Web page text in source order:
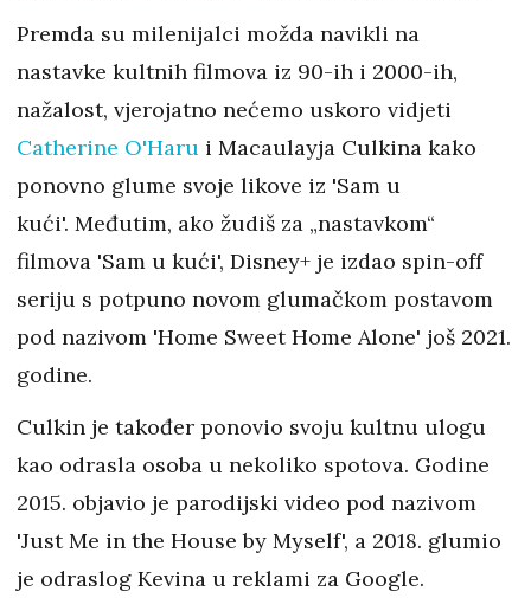
Premda su milenijalci možda navikli na
nastavke kultnih filmova iz 90-ih i 2000-ih,
nažalost, vjerojatno nećemo uskoro vidjeti
Catherine O'Haru i Macaulayja Culkina kako
ponovno glume svoje likove iz 'Sam u
kući'. Međutim, ako žudiš za „nastavkom“
filmova 'Sam u kući', Disney+ je izdao spin-off
seriju s potpuno novom glumačkom postavom
pod nazivom 'Home Sweet Home Alone' još 2021.
godine.
Culkin je također ponovio svoju kultnu ulogu
kao odrasla osoba u nekoliko spotova. Godine
2015. objavio je parodijski video pod nazivom
'Just Me in the House by Myself', a 2018. glumio
je odraslog Kevina u reklami za Google.